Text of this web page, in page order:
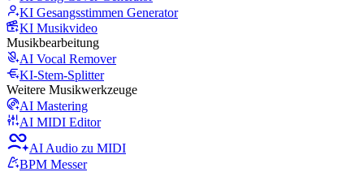
KI Gesangsstimmen Generator
KI Musikvideo
Musikbearbeitung
AI Vocal Remover
KI-Stem-Splitter
Weitere Musikwerkzeuge
AI Mastering
AI MIDI Editor
AI Audio zu MIDI
BPM Messer